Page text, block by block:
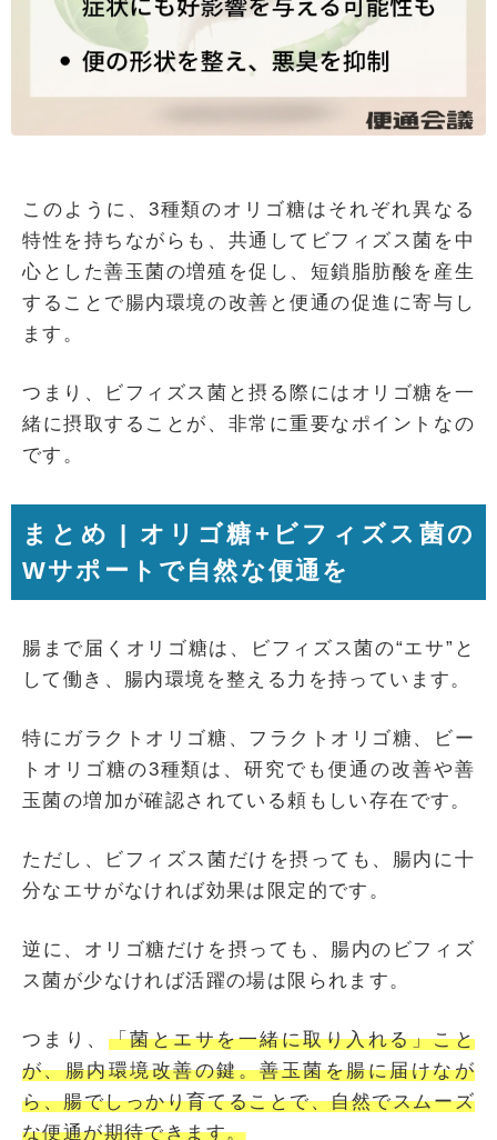
このように、3種類のオリゴ糖はそれぞれ異なる
特性を持ちながらも、共通してビフィズス菌を中
心とした善玉菌の増殖を促し、短鎖脂肪酸を産生
することで腸内環境の改善と便通の促進に寄与し
ます。
つまり、ビフィズス菌と摂る際にはオリゴ糖を一
緒に摂取することが、非常に重要なポイントなの
です。
まとめ | オリゴ糖+ビフィズス菌の
Wサポートで自然な便通を
腸まで届くオリゴ糖は、ビフィズス菌の“エサ”と
して働き、腸内環境を整える力を持っています。
特にガラクトオリゴ糖、フラクトオリゴ糖、ビー
トオリゴ糖の3種類は、研究でも便通の改善や善
玉菌の増加が確認されている頼もしい存在です。
ただし、ビフィズス菌だけを摂っても、腸内に十
分なエサがなければ効果は限定的です。
逆に、オリゴ糖だけを摂っても、腸内のビフィズ
ス菌が少なければ活躍の場は限られます。
つまり、 「菌とエサを一緒に取り入れる」こと
が、腸内環境改善の鍵。善玉菌を腸に届けなが
ら、腸でしっかり育てることで、自然でスムーズ
な便通が期待できます。